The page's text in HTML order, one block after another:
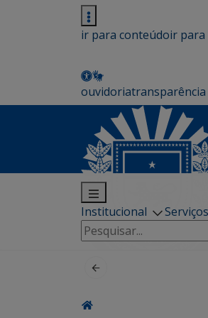
ir para conteúdoir para
ouvidoriatransparência
Institucional Serviços
Pesquisar
por: